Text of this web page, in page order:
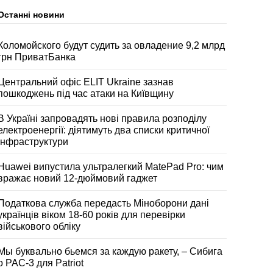
новини
будут судить за овладение 9,2 млрд
ПриватБанка
офіс ELIT Ukraine зазнав
під час атаки на Київщину
Україні запровадять нові правила розподілу
діятимуть два списки критичної
випустила ультралегкий MatePad Pro: чим
новий 12-дюймовий гаджет
служба передасть Міноборони дані
віком 18-60 років для перевірки
обліку
буквально бьемся за каждую ракету, – Сибига
PAC-3 для Patriot